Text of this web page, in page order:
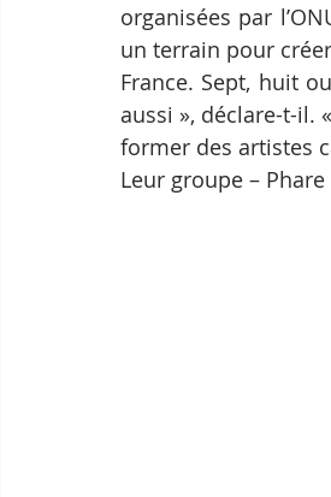
organisées par
un terrain pour
France. Sept, huit
aussi », déclare-t-il.
former des artistes
Leur groupe –